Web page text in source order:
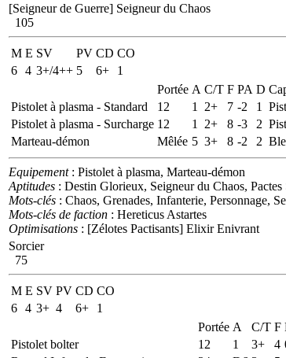
[Seigneur de Guerre] Seigneur du Chaos
105
M E SV PV CD CO
6 4 3+/4++ 5 6+
1
Portée A C/T F PA D
Pistolet à plasma - Standard
12 1 2+ 7 -2 1
Pistolet à plasma - Surcharge 12 1 2+ 8 -3 2
Marteau-démon
Mêlée 5 3+ 8 -2 2
Equipement: Pistolet à plasma, Marteau-démon
Aptitudes : Destin Glorieux, Seigneur du Chaos,
Mots-clés : Chaos, Grenades, Infanterie, Personnage,
Mots-clés de faction : Hereticus Astartes
Optimisations : [Zélotes Pactisants] Elixir Enivrant
Sorcier
75
M E SV PV CD CO
6 4 3+ 4 6+
1
Portée A C/T F
Pistolet bolter
12 1 3+ 4